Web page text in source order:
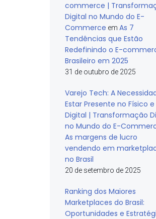
commerce |
Digital no Mundo do E-
Commerce em As 7
Tendências que Estão
Redefinindo o E-
Brasileiro em 2025
31 de outubro de 2025
Varejo Tech: A
Estar Presente no Físico
Digital | Transformação
no Mundo do E-
As margens de lucro
vendendo em
no Brasil
20 de setembro de 2025
Ranking dos Maiores
Marketplaces do Brasil:
Oportunidades e